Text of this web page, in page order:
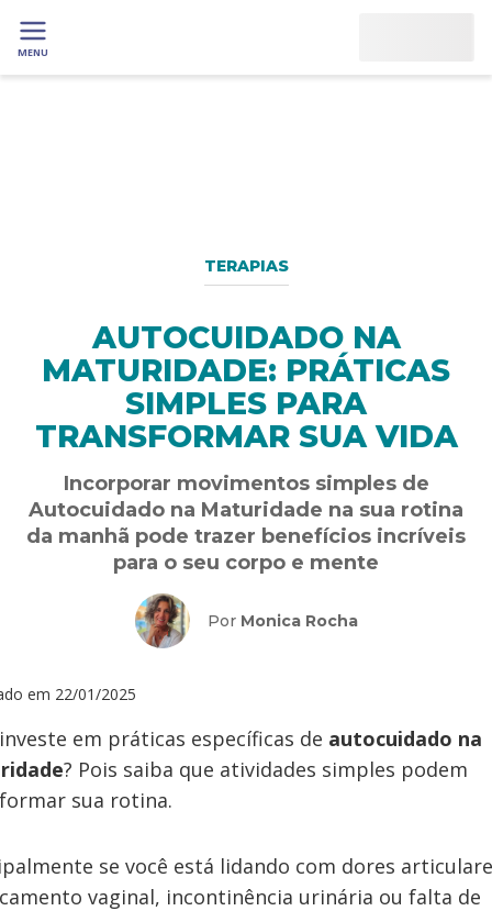
MENU
TERAPIAS
AUTOCUIDADO NA
MATURIDADE: PRÁTICAS
SIMPLES PARA
TRANSFORMAR SUA VIDA
Incorporar movimentos simples de
Autocuidado na Maturidade na sua rotina
da manhã pode trazer benefícios incríveis
para o seu corpo e mente
Por Monica Rocha
em 22/01/2025
em práticas específicas de autocuidado na
? Pois saiba que atividades simples podem
sua rotina.
se você está lidando com dores
vaginal, incontinência urinária ou falta de